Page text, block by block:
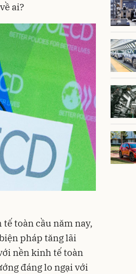
ai?
toàn cầu năm nay,
pháp tăng lãi
nền kinh tế toàn
đáng lo ngại với